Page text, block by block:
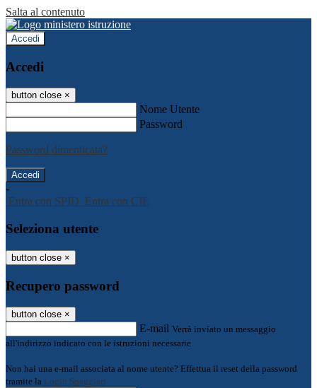
Salta al contenuto
Accedi
Accedi
button close ×
Nome Utente
Password
Password dimenticata?
-
Entra con SPID Entra con CIE
Seleziona utente
button close ×
Recupero password
button close ×
E-mail Verrà inviato un messaggio
all'indirizzo indicato con le istruzioni necessarie.
Non hai una e-mail associata al nome utente? Effettua il reset della password
tramite la Login Spaggiari